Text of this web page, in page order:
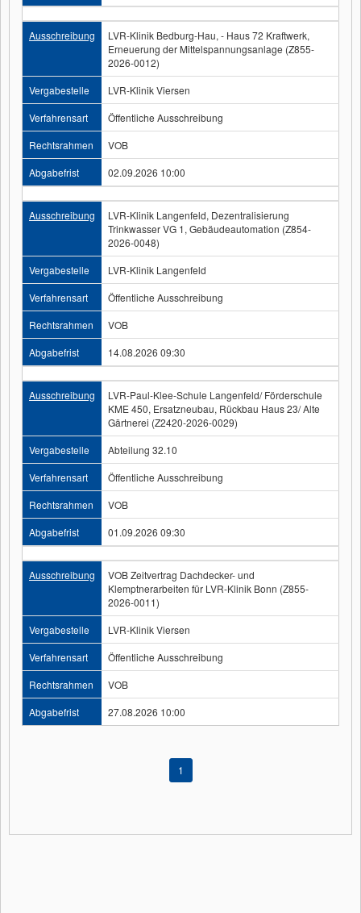
Ausschreibung
LVR-Klinik Bedburg-Hau, - Haus 72 Kraftwerk,
Erneuerung der Mittelspannungsanlage (Z855-
2026-0012)
Vergabestelle
LVR-Klinik Viersen
Verfahrensart
Öffentliche Ausschreibung
Rechtsrahmen
VOB
Abgabefrist
02.09.2026 10:00
Ausschreibung
LVR-Klinik Langenfeld, Dezentralisierung
Trinkwasser VG 1, Gebäudeautomation (Z854-
2026-0048)
Vergabestelle
LVR-Klinik Langenfeld
Verfahrensart
Öffentliche Ausschreibung
Rechtsrahmen
VOB
Abgabefrist
14.08.2026 09:30
Ausschreibung
LVR-Paul-Klee-Schule Langenfeld/ Förderschule
KME 450, Ersatzneubau, Rückbau Haus 23/ Alte
Gärtnerei (Z2420-2026-0029)
Vergabestelle
Abteilung 32.10
Verfahrensart
Öffentliche Ausschreibung
Rechtsrahmen
VOB
Abgabefrist
01.09.2026 09:30
Ausschreibung
VOB Zeitvertrag Dachdecker- und
Klemptnerarbeiten für LVR-Klinik Bonn (Z855-
2026-0011)
Vergabestelle
LVR-Klinik Viersen
Verfahrensart
Öffentliche Ausschreibung
Rechtsrahmen
VOB
Abgabefrist
27.08.2026 10:00
1